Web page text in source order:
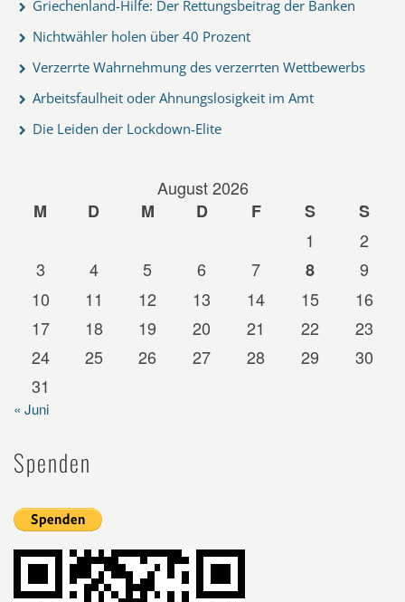
Griechenland-Hilfe: Der Rettungsbeitrag der Banken
Nichtwähler holen über 40 Prozent
Verzerrte Wahrnehmung des verzerrten Wettbewerbs
Arbeitsfaulheit oder Ahnungslosigkeit im Amt
Die Leiden der Lockdown-Elite
August 2026
M
D M D F S
S
1
2
3
4 5 6 7 8
9
10
11 12 13 14 15
16
17
18 19 20 21 22
23
24
25 26 27 28 29
30
31
« Juni
Spenden